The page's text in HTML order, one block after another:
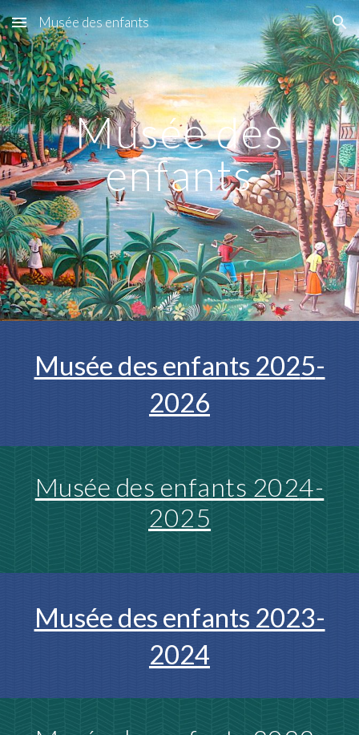
Skip to main content Skip to navigation
Musée des enfants
Musée des
enfants
Musée des enfants 2025-
2026
Musée des enfants 2024-
2025
Musée des enfants 2023-
2024